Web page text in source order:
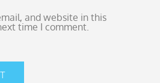
and website in this
time I comment.